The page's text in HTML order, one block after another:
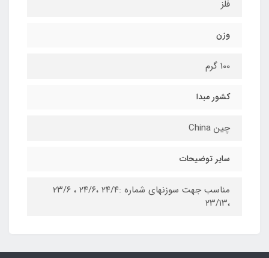
فلز
وزن
100 گرم
کشور مبدا
چین China
سایر توضیحات
مناسب جهت سوزنهای شماره :۲۴/۴ ،۲۴/۶ ، ۲۳/۶
،۲۳/۱۳